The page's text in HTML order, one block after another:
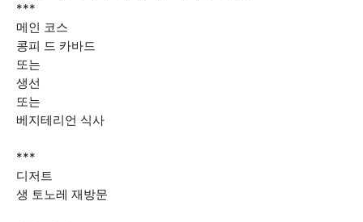
***
메인 코스
콩피 드 카바드
또는
생선
또는
베지테리언 식사
***
디저트
생 토노레 재방문